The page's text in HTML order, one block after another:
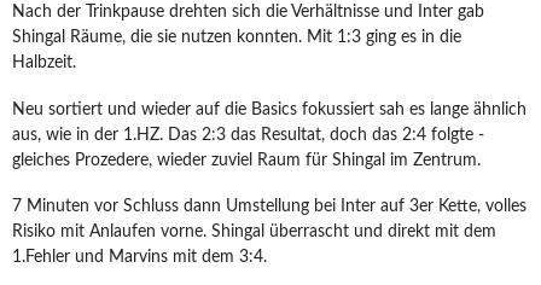
Nach der Trinkpause drehten sich die Verhältnisse und Inter gab
Shingal Räume, die sie nutzen konnten. Mit 1:3 ging es in die
Halbzeit.
Neu sortiert und wieder auf die Basics fokussiert sah es lange ähnlich
aus, wie in der 1.HZ. Das 2:3 das Resultat, doch das 2:4 folgte -
gleiches Prozedere, wieder zuviel Raum für Shingal im Zentrum.
7 Minuten vor Schluss dann Umstellung bei Inter auf 3er Kette, volles
Risiko mit Anlaufen vorne. Shingal überrascht und direkt mit dem
1.Fehler und Marvins mit dem 3:4.